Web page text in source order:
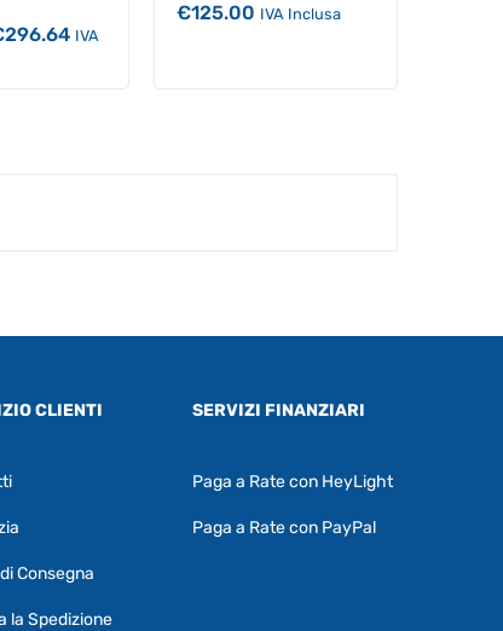
296.64IlIVA
€125.00 IVA Inclusa
CLIENTI
Consegna
la Spedizione
SERVIZI FINANZIARI
Paga a Rate con HeyLight
Paga a Rate con PayPal
RF Assist
Puoi chiedermi informazioni generali o
specifiche su certi prodotti.